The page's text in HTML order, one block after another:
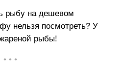
рыбу на дешевом
нельзя посмотреть? У
рыбы!
• • •